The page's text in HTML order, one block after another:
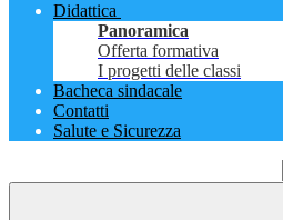
Didattica
Panoramica
Offerta formativa
I progetti delle classi
Bacheca sindacale
Contatti
Salute e Sicurezza